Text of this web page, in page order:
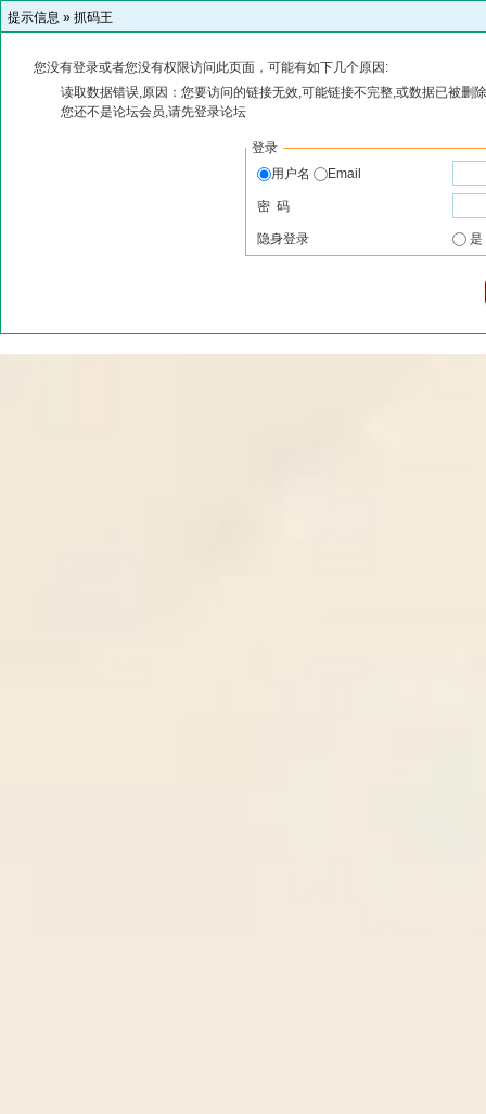
提示信息 » 抓码王
您没有登录或者您没有权限访问此页面，可能有如下几个原因:
读取数据错误,原因：您要访问的链接无效,可能链接不完整,或数据已被删
您还不是论坛会员,请先登录论坛
登录
用户名
Email
密 码
隐身登录